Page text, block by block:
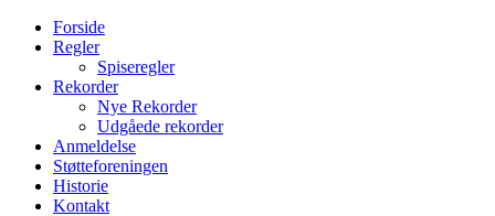
Forside
Regler
Spiseregler
Rekorder
Nye Rekorder
Udgåede rekorder
Anmeldelse
Støtteforeningen
Historie
Kontakt